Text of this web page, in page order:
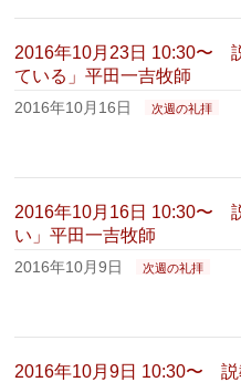
2016年10月23日 10:30〜
ている」平田一吉牧師
2016年10月16日 次週の礼拝
2016年10月16日 10:30〜
い」平田一吉牧師
2016年10月9日 次週の礼拝
2016年10月9日 10:30〜 説